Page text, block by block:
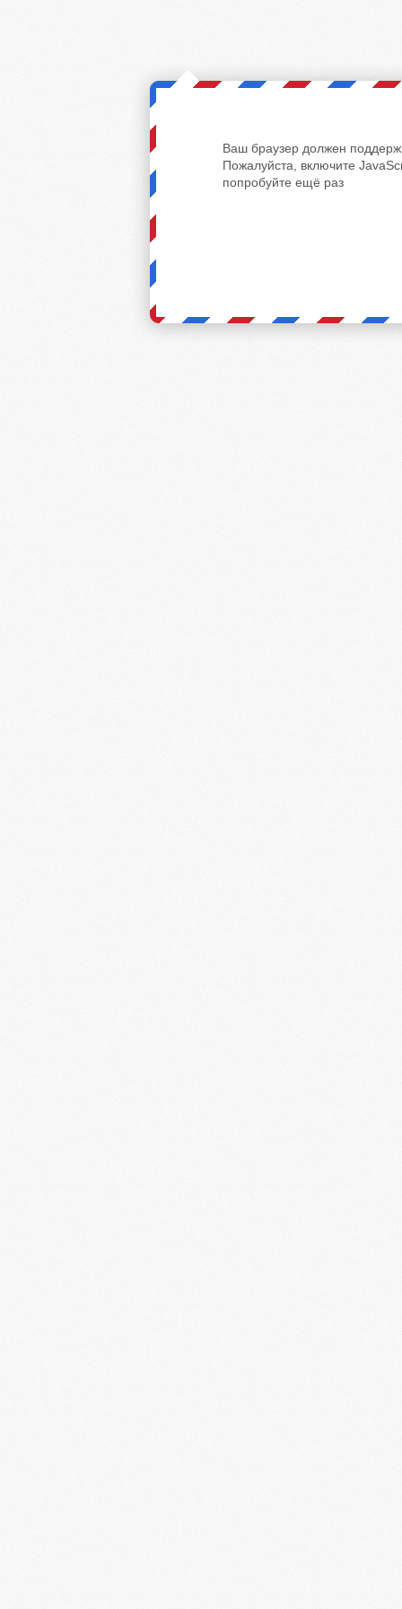
Ваш браузер должен
Пожалуйста, включите
попробуйте ещё раз